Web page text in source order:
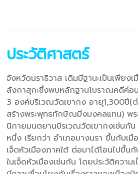
ประวัติศาสตร์
จังหวัดนราธิวาส เดิมมีฐานะเป็นเพียง
ลังกาสุกะซึ่งพบหลักฐานโบราณคดีค่อ
3 องค์บริเวณวัดเขากง อายุ1,300ปี(
สร้างพระพุทธทักษิณมิ่งมงคลแทน) พร
นิกายมนตยานบิรเวณวัดเขากงเช่นกั
หนึ่ง เรียกว่า อำเภอบางนรา ขึ้นกับเมื
เจ็ดหัวเมืองภาคใต้ ต่อมาได้โอนไปขึ้น
ในเจ็ดหัวเมืองเช่นกัน โดยประวัติความ